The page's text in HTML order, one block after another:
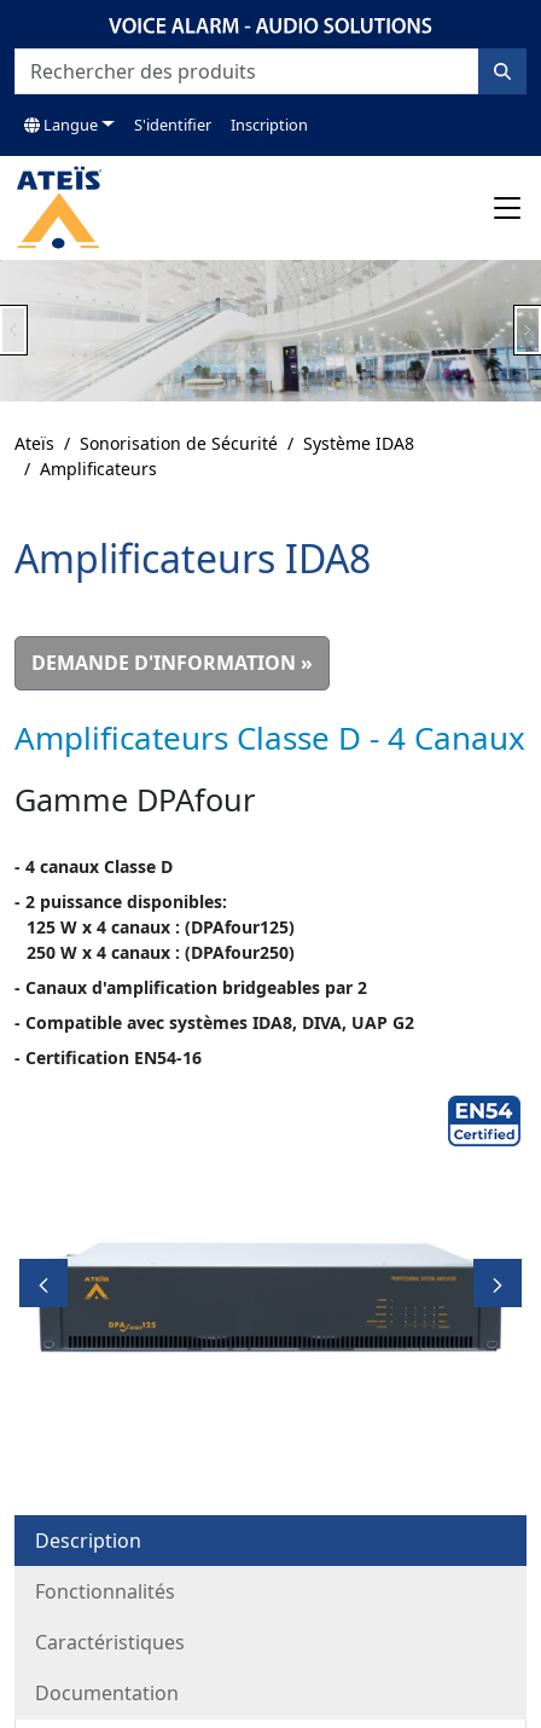
Langue S'identifier Inscription
Previous
Ateïs Sonorisation de Sécurité
Système IDA8
Amplificateurs
Amplificateurs IDA8
DEMANDE D'INFORMATION »
Amplificateurs Classe D - 4 Canaux
Gamme DPAfour
- 4 canaux Classe D
- 2 puissance disponibles:
125 W x 4 canaux : (DPAfour125)
250 W x 4 canaux : (DPAfour250)
- Canaux d'amplification bridgeables par 2
- Compatible avec systèmes IDA8, DIVA, UAP G2
- Certification EN54-16
Description
Fonctionnalités
Caractéristiques
Documentation